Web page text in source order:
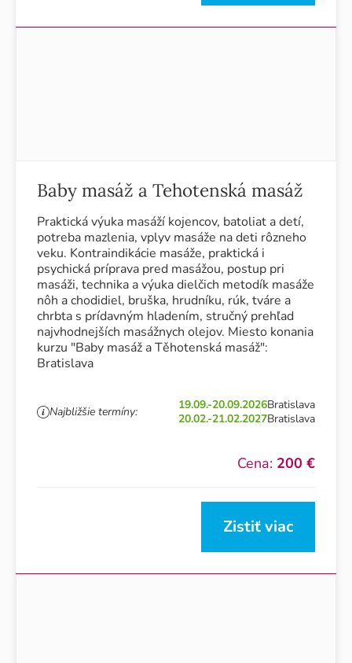
Baby masáž a Tehotenská masáž
Praktická výuka masáží kojencov, batoliat a detí,
potreba mazlenia, vplyv masáže na deti rôzneho
veku. Kontraindikácie masáže, praktická i
psychická príprava pred masážou, postup pri
masáži, technika a výuka dielčich metodík masáže
nôh a chodidiel, bruška, hrudníku, rúk, tváre a
chrbta s prídavným hladením, stručný prehľad
najvhodnejších masážnych olejov. Miesto konania
kurzu "Baby masáž a Těhotenská masáž":
Bratislava
Najbližšie termíny: 19.09.-20.09.2026Bratislava
20.02.-21.02.2027Bratislava
Cena: 200 €
Zistiť viac